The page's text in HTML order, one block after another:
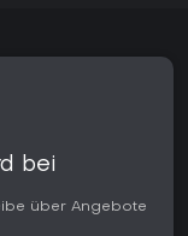
bei
über Angebote